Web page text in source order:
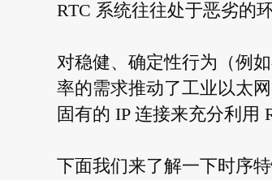
RTC 系统往往处于恶劣的环
对稳健、确定性行为（例
率的需求推动了工业以太
固有的 IP 连接来充分利用
下面我们来了解一下时序